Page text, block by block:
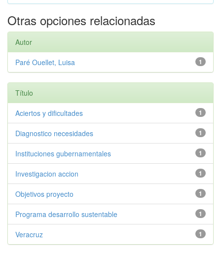
Otras opciones relacionadas
Autor
1
Paré Ouellet, Luisa
Título
1
Aciertos y dificultades
1
Diagnostico necesidades
1
Instituciones gubernamentales
1
Investigacion accion
1
Objetivos proyecto
1
Programa desarrollo sustentable
1
Veracruz